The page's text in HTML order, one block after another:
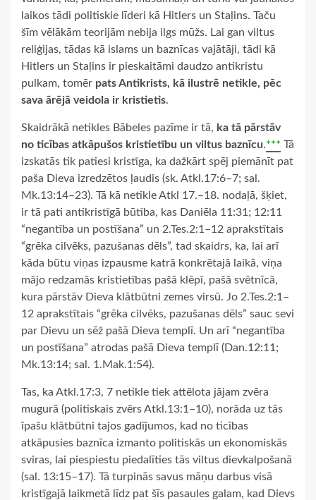
laikos tādi politiskie līderi kā Hitlers un Staļins. Taču
šīm vēlākām teorijām nebija ilgs mūžs. Lai gan viltus
reliģijas, tādas kā islams un baznīcas vajātāji, tādi kā
Hitlers un Staļins ir pieskaitāmi daudzo antikristu
pulkam, tomēr pats Antikrists, kā ilustrē netikle, pēc
sava ārējā veidola ir kristietis.
Skaidrākā netikles Bābeles pazīme ir tā, ka tā pārstāv
no ticības atkāpušos kristietību un viltus baznīcu.*** Tā
izskatās tik patiesi kristīga, ka dažkārt spēj piemānīt pat
paša Dieva izredzētos ļaudis (sk. Atkl.17:6–7; sal.
Mk.13:14–23). Tā kā netikle Atkl 17.–18. nodaļā, šķiet,
ir tā pati antikristīgā būtība, kas Daniēla 11:31; 12:11
“negantība un postīšana” un 2.Tes.2:1–12 aprakstītais
“grēka cilvēks, pazušanas dēls”, tad skaidrs, ka, lai arī
kāda būtu viņas izpausme katrā konkrētajā laikā, viņa
mājo redzamās kristietības pašā klēpī, pašā svētnīcā,
kura pārstāv Dieva klātbūtni zemes virsū. Jo 2.Tes.2:1–
12 aprakstītais “grēka cilvēks, pazušanas dēls” sauc sevi
par Dievu un sēž pašā Dieva templī. Un arī “negantība
un postīšana” atrodas pašā Dieva templī (Dan.12:11;
Mk.13:14; sal. 1.Mak.1:54).
Tas, ka Atkl.17:3, 7 netikle tiek attēlota jājam zvēra
mugurā (politiskais zvērs Atkl.13:1–10), norāda uz tās
īpašu klātbūtni tajos gadījumos, kad no ticības
atkāpusies baznīca izmanto politiskās un ekonomiskās
sviras, lai piespiestu piedalīties tās viltus dievkalpošanā
(sal. 13:15–17). Tā turpinās savus māņu darbus visā
kristīgajā laikmetā līdz pat šīs pasaules galam, kad Dievs